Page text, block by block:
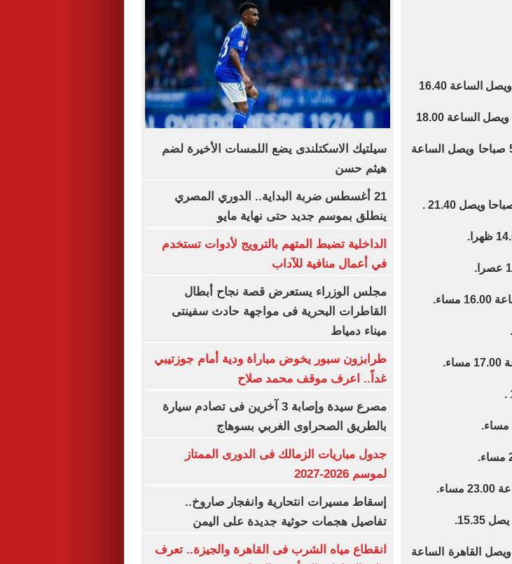
قطار رقم 981 VIP أسوان القاهرة موعد قيامه الساعة 5.30 صباحا ويصل الساعة
قطار رقم 937 مكيف يقوم من محطة المنيا الساعة 14.00 ويصل القاهرة الساعة
سيلتيك الاسكتلندى يضع اللمسات الأخيرة لضم
هيثم حسن
21 أغسطس ضربة البداية.. الدوري المصري
ينطلق بموسم جديد حتى نهاية مايو
الداخلية تضبط المتهم بالترويج لأدوات تستخدم
في أعمال منافية للآداب
مجلس الوزراء يستعرض قصة نجاح أبطال
القاطرات البحرية فى مواجهة حادث سفينتى
ميناء دمياط
طرابزون سبور يخوض مباراة ودية أمام جوزتيبي
غداً.. اعرف موقف محمد صلاح
مصرع سيدة وإصابة 3 آخرين فى تصادم سيارة
بالطريق الصحراوى الغربي بسوهاج
جدول مباريات الزمالك فى الدورى الممتاز
لموسم 2026-2027
إسقاط مسيرات انتحارية وانفجار صاروخ..
تفاصيل هجمات حوثية جديدة على اليمن
انقطاع مياه الشرب فى القاهرة والجيزة.. تعرف